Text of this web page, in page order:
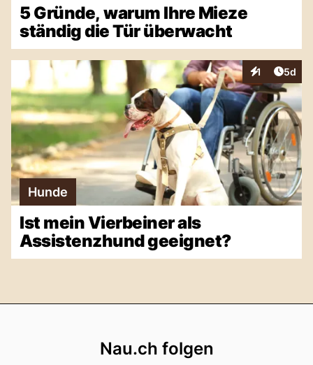
5 Gründe, warum Ihre Mieze
ständig die Tür überwacht
1
Interaktionen
5d
Hunde
Ist mein Vierbeiner als
Assistenzhund geeignet?
Nau.ch folgen